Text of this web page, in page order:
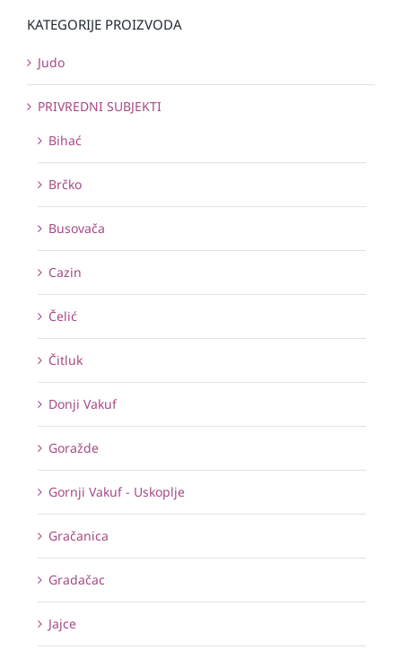
KATEGORIJE PROIZVODA
Judo
PRIVREDNI SUBJEKTI
Bihać
Brčko
Busovača
Cazin
Čelić
Čitluk
Donji Vakuf
Goražde
Gornji Vakuf - Uskoplje
Gračanica
Gradačac
Jajce